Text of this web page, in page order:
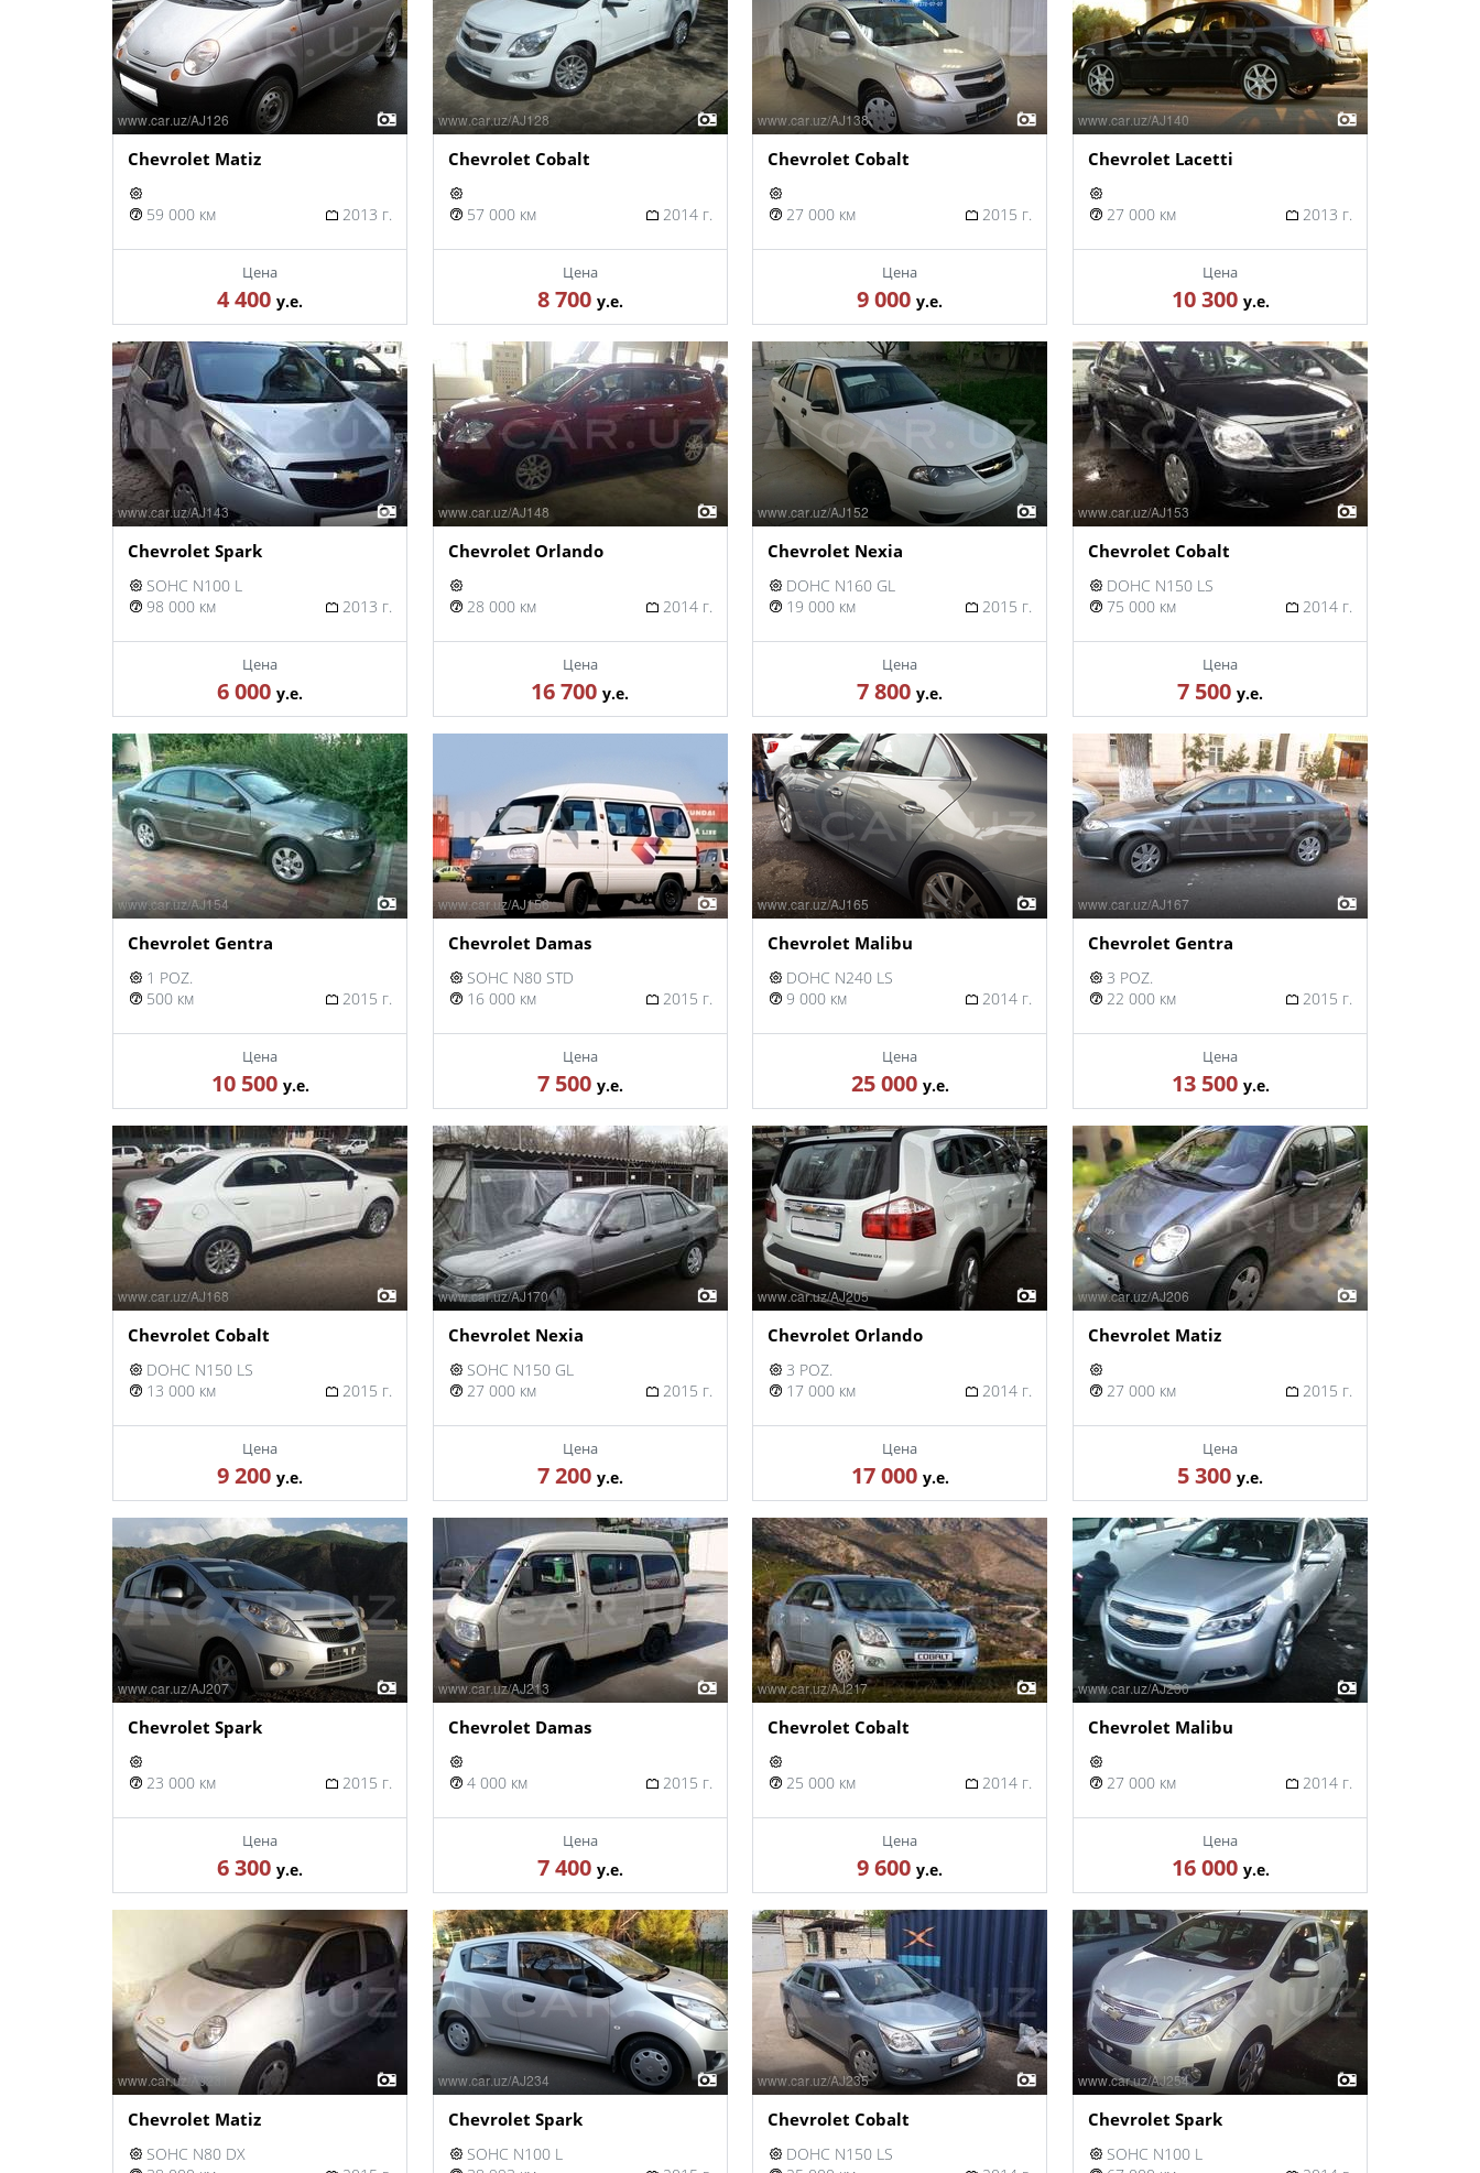
Chevrolet Matiz
59 000 км 2013 г.
Цена
4 400 у.е.
Chevrolet Cobalt
57 000 км 2014 г.
Цена
8 700 у.е.
Chevrolet Cobalt
27 000 км 2015 г.
Цена
9 000у.е.
Chevrolet Lacetti
27 000 км 2013 г.
Цена
10 300 у.е.
Chevrolet Spark
SOHC N100 L
98 000 км
2013 г.
Цена
6 000 у.е.
Chevrolet Orlando
28 000 км 2014 г.
Цена
16 700у.е.
Chevrolet Nexia
DOHC N160 GL
19 000 км
2015 г.
Цена
7 800у.е.
Chevrolet Cobalt
DOHC N150 LS
75 000 км
2014 г.
Цена
7 500у.е.
Chevrolet Gentra
1 POZ.
500 км
2015 г.
Цена
10 500 у.е.
Chevrolet Damas
SOHC N80 STD
16 000 км
2015 г.
Цена
7 500 у.е.
Chevrolet Malibu
DOHC N240 LS
9 000 км
2014 г.
Цена
25 000 у.е.
Chevrolet Gentra
3 POZ.
22 000 км
2015 г.
Цена
13 500 у.е.
Chevrolet Cobalt
DOHC N150 LS
13 000 км
2015 г.
Цена
9 200 у.е.
Chevrolet Nexia
SOHC N150 GL
27 000 км
2015 г.
Цена
7 200 у.е.
Chevrolet Orlando
3 POZ.
17 000 км
2014 г.
Цена
17 000 у.е.
Chevrolet Matiz
27 000 км 2015 г.
Цена
5 300у.е.
Chevrolet Spark
23 000 км 2015 г.
Цена
6 300 у.е.
Chevrolet Damas
4 000 км 2015 г.
Цена
7 400 у.е.
Chevrolet Cobalt
25 000 км 2014 г.
Цена
9 600у.е.
Chevrolet Malibu
27 000 км 2014 г.
Цена
16 000 у.е.
Chevrolet Matiz
SOHC N80 DX
Chevrolet Spark
SOHC N100 L
Chevrolet Cobalt
DOHC N150 LS
Chevrolet Spark
SOHC N100 L